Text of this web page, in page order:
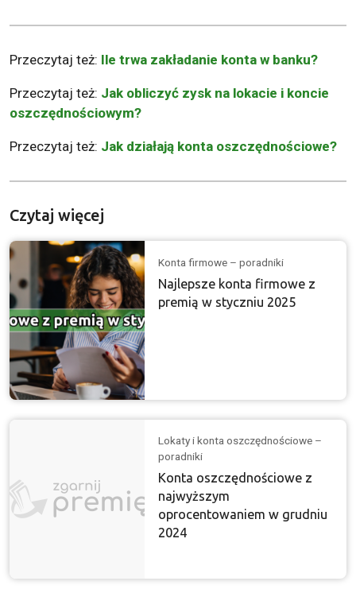
Przeczytaj też: Ile trwa zakładanie konta w banku?
Przeczytaj też: Jak obliczyć zysk na lokacie i koncie
oszczędnościowym?
Przeczytaj też: Jak działają konta oszczędnościowe?
Czytaj więcej
Konta firmowe – poradniki
Najlepsze konta firmowe z
premią w styczniu 2025
Lokaty i konta oszczędnościowe –
poradniki
Konta oszczędnościowe z
najwyższym
oprocentowaniem w grudniu
2024